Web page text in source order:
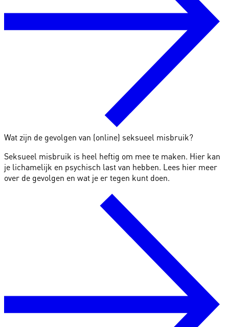
Wat zijn de gevolgen van (online) seksueel misbruik?
Seksueel misbruik is heel heftig om mee te maken. Hier kan
je lichamelijk en psychisch last van hebben. Lees hier meer
over de gevolgen en wat je er tegen kunt doen.